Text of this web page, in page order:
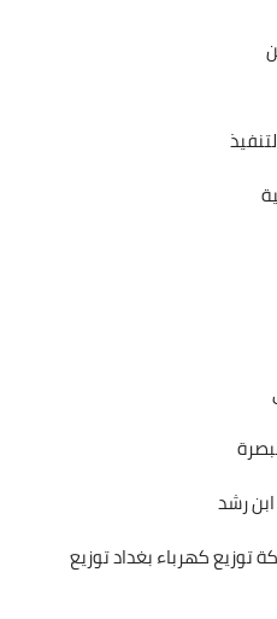
رشد
توزيع كهرباء بغداد توزيع